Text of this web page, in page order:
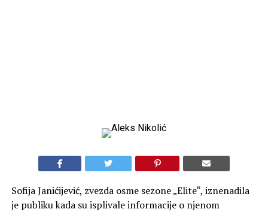
Sofija Janićijević, zvezda osme sezone „Elite“, iznenadila
je publiku kada su isplivale informacije o njenom